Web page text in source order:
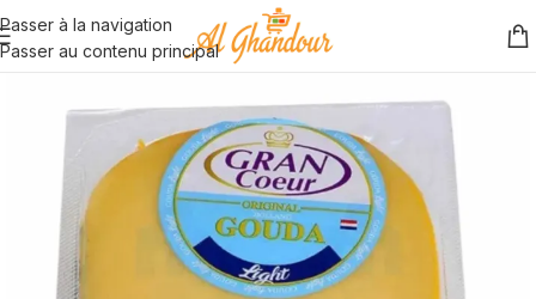
Passer à la navigation
Passer au contenu principal